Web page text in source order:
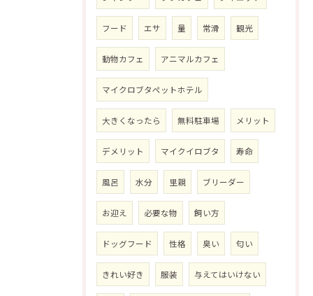
フード エサ 量 常滑 観光
動物カフェ アニマルカフェ
マイクロブタペットホテル
大きくなったら 無料駐車場 メリット
デメリット マイクイロブタ 寿命
風呂 水分 里親 ブリーダー
お迎え 必要な物 飼い方
ドッグフード 性格 臭い 匂い
きれい好き 服装 与えてはいけない